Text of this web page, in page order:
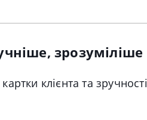
зрозуміліше
клієнта та зручності